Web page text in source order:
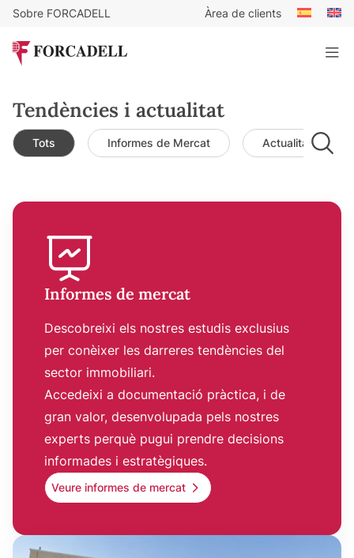
Sobre FORCADELL Àrea de clients
Tendències i actualitat
Tots Informes de Mercat Actualitat de
Informes de mercat
Descobreixi els nostres estudis exclusius
per conèixer les darreres tendències del
sector immobiliari.
Accedeixi a documentació pràctica, i de
gran valor, desenvolupada pels nostres
experts perquè pugui prendre decisions
informades i estratègiques.
Veure informes de mercat